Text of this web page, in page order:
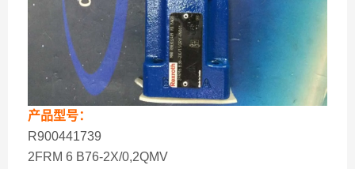
产品型号：
R900441739
2FRM 6 B76-2X/0,2QMV